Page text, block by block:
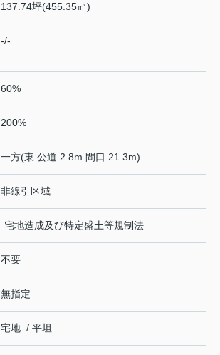
137.74坪(455.35㎡)
-/-
60%
200%
一方(東 公道 2.8m 間口 21.3m)
非線引区域
宅地造成及び特定盛土等規制法
不要
無指定
宅地 / 平坦